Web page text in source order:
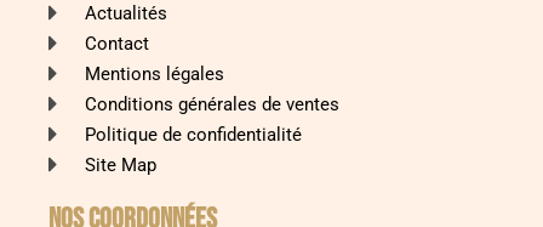
Actualités
Contact
Mentions légales
Conditions générales de ventes
Politique de confidentialité
Site Map
Nos coordonnées